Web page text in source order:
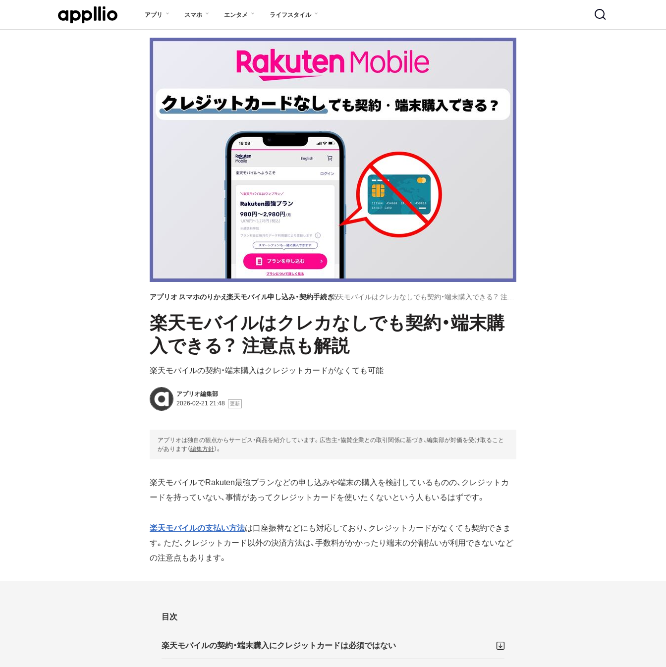
アプリ スマホ エンタメ ライフスタイル
アプリオ スマホのりかえ楽天モバイル申し込み・契約手続き
楽天モバイルはクレカなしでも契約・端末購
入できる？ 注意点も解説
楽天モバイルの契約・端末購入はクレジットカードがなくても可能
アプリオ編集部
2026-02-21 21:48
アプリオは独自の観点からサービス・商品を紹介しています。広告主・協賛企業との取引関係に基づき、編集部が対価を受け取ること
があります（編集方針）。
楽天モバイルでRakuten最強プランなどの申し込みや端末の購入を検討しているものの、クレジットカ
ードを持っていない、事情があってクレジットカードを使いたくないという人もいるはずです。
楽天モバイルの支払い方法は口座振替などにも対応しており、クレジットカードがなくても契約できま
す。ただ、クレジットカード以外の決済方法は、手数料がかかったり端末の分割払いが利用できないなど
の注意点もあります。
目次
楽天モバイルの契約・端末購入にクレジットカードは必須ではない